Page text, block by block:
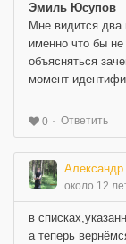
Эмиль Юсупов
Мне видится
именно что бы
объясняться
момент
0 Ответить
Александр
около 12
в
а теперь